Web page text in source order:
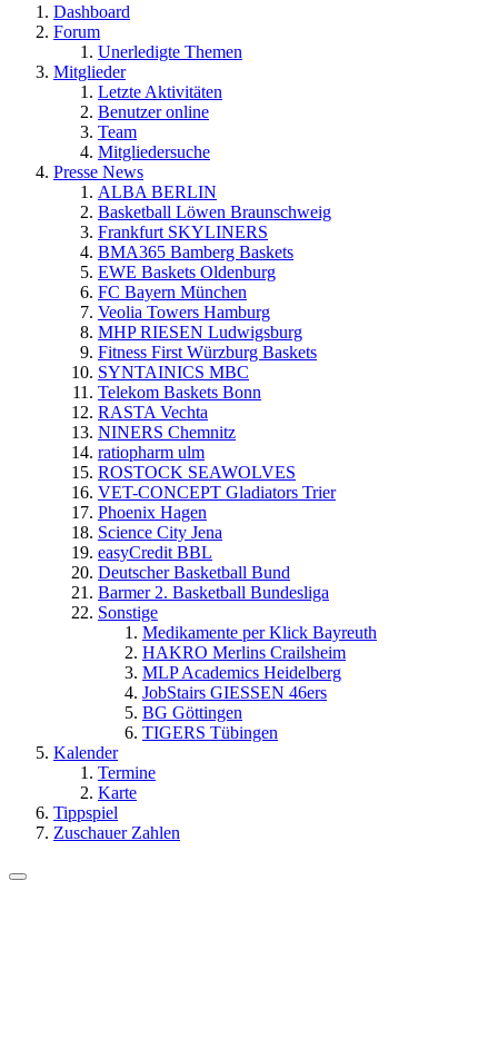
Dashboard
Forum
Unerledigte Themen
Mitglieder
Letzte Aktivitäten
Benutzer online
Team
Mitgliedersuche
Presse News
ALBA BERLIN
Basketball Löwen Braunschweig
Frankfurt SKYLINERS
BMA365 Bamberg Baskets
EWE Baskets Oldenburg
FC Bayern München
Veolia Towers Hamburg
MHP RIESEN Ludwigsburg
Fitness First Würzburg Baskets
SYNTAINICS MBC
Telekom Baskets Bonn
RASTA Vechta
NINERS Chemnitz
ratiopharm ulm
ROSTOCK SEAWOLVES
VET-CONCEPT Gladiators Trier
Phoenix Hagen
Science City Jena
easyCredit BBL
Deutscher Basketball Bund
Barmer 2. Basketball Bundesliga
Sonstige
Medikamente per Klick Bayreuth
HAKRO Merlins Crailsheim
MLP Academics Heidelberg
JobStairs GIESSEN 46ers
BG Göttingen
TIGERS Tübingen
Kalender
Termine
Karte
Tippspiel
Zuschauer Zahlen